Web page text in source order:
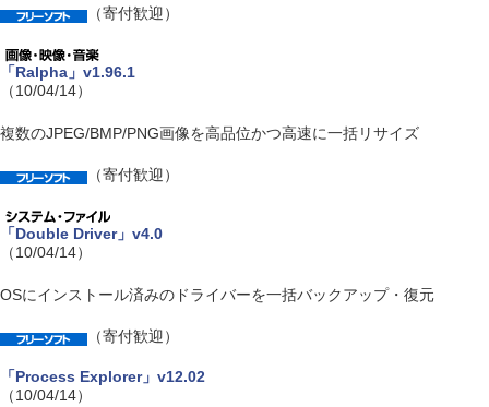
（寄付歓迎）
「Ralpha」v1.96.1
（10/04/14）
複数のJPEG/BMP/PNG画像を高品位かつ高速に一括リサイズ
（寄付歓迎）
「Double Driver」v4.0
（10/04/14）
OSにインストール済みのドライバーを一括バックアップ・復元
（寄付歓迎）
「Process Explorer」v12.02
（10/04/14）